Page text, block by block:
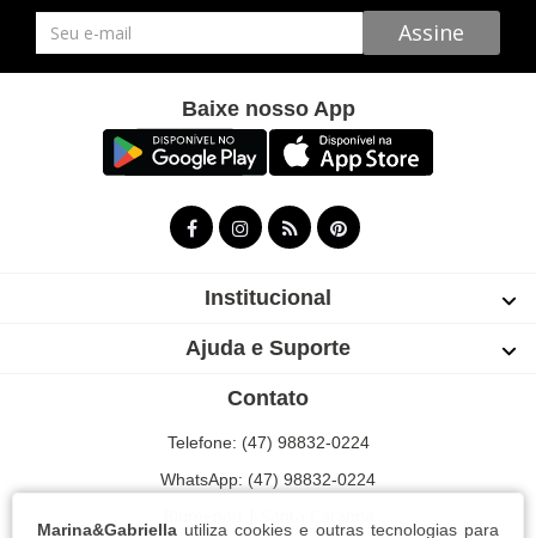
Marina&Gabriella utiliza cookies e outras tecnologias para
Newsletter Assine
Baixe nosso App
Institucional
Ajuda e Suporte
Contato
Telefone: (47) 98832-0224
WhatsApp: (47) 98832-0224